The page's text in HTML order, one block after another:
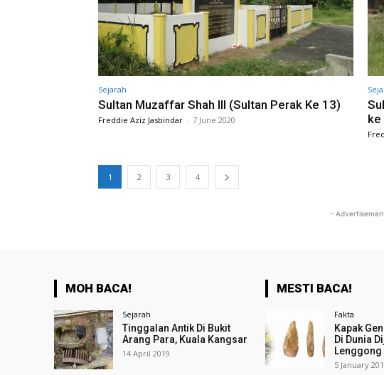
Sejarah
Sultan Muzaffar Shah III (Sultan Perak Ke 13)
Freddie Aziz Jasbindar - 7 June 2020
ke
1 2 3 4
-
MOH BACA!
Sejarah
Tinggalan Antik Di Bukit
Arang Para, Kuala Kangsar
14 April 2019
MESTI BACA!
Fakta
Kapak
Di Dunia
Lenggong
5 January